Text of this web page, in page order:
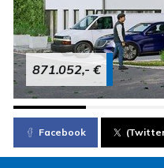
871.052,- €
Facebook